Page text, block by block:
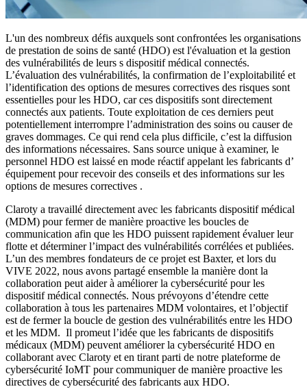
L'un des nombreux défis auxquels sont confrontées les organisations
de prestation de soins de santé (HDO) est l'évaluation et la gestion
des vulnérabilités de leurs s dispositif médical connectés.
L’évaluation des vulnérabilités, la confirmation de l’exploitabilité et
l’identification des options de mesures correctives des risques sont
essentielles pour les HDO, car ces dispositifs sont directement
connectés aux patients. Toute exploitation de ces derniers peut
potentiellement interrompre l’administration des soins ou causer de
graves dommages. Ce qui rend cela plus difficile, c’est la diffusion
des informations nécessaires. Sans source unique à examiner, le
personnel HDO est laissé en mode réactif appelant les fabricants d’
équipement pour recevoir des conseils et des informations sur les
options de mesures correctives .
Claroty a travaillé directement avec les fabricants dispositif médical
(MDM) pour fermer de manière proactive les boucles de
communication afin que les HDO puissent rapidement évaluer leur
flotte et déterminer l’impact des vulnérabilités corrélées et publiées.
L’un des membres fondateurs de ce projet est Baxter, et lors du
VIVE 2022, nous avons partagé ensemble la manière dont la
collaboration peut aider à améliorer la cybersécurité pour les
dispositif médical connectés. Nous prévoyons d’étendre cette
collaboration à tous les partenaires MDM volontaires, et l’objectif
est de fermer la boucle de gestion des vulnérabilités entre les HDO
et les MDM. Il promeut l’idée que les fabricants de dispositifs
médicaux (MDM) peuvent améliorer la cybersécurité HDO en
collaborant avec Claroty et en tirant parti de notre plateforme de
cybersécurité IoMT pour communiquer de manière proactive les
directives de cybersécurité des fabricants aux HDO.